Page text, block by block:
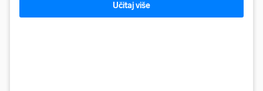
Učitaj više